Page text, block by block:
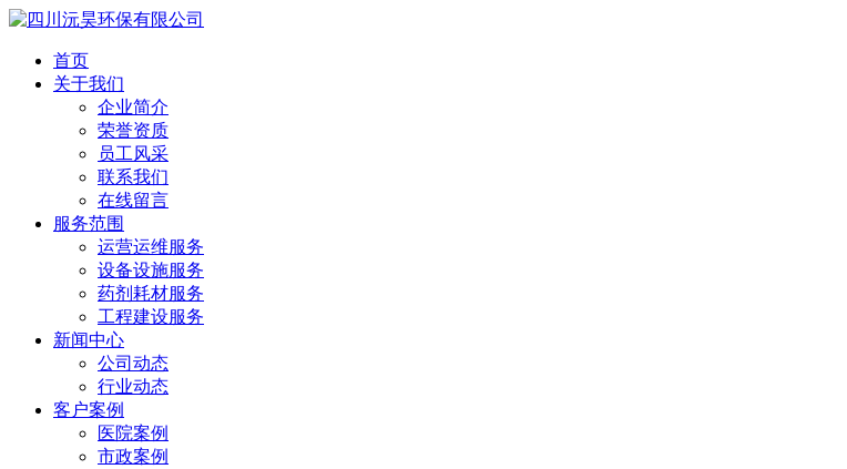
首页
关于我们
企业简介
荣誉资质
员工风采
联系我们
在线留言
服务范围
运营运维服务
设备设施服务
药剂耗材服务
工程建设服务
新闻中心
公司动态
行业动态
客户案例
医院案例
市政案例